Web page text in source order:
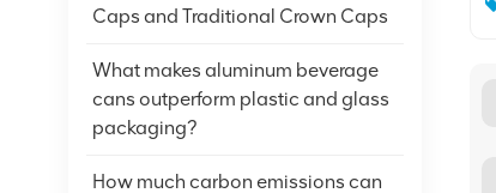
Caps and Traditional Crown Caps
What makes aluminum beverage
cans outperform plastic and glass
packaging?
How much carbon emissions can